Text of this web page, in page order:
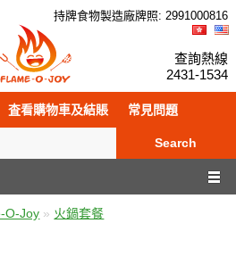
持牌食物製造廠牌照: 2991000816
查詢熱線
2431-1534
査看購物車及結賬 常見問題
Search
O-Joy » 火鍋套餐